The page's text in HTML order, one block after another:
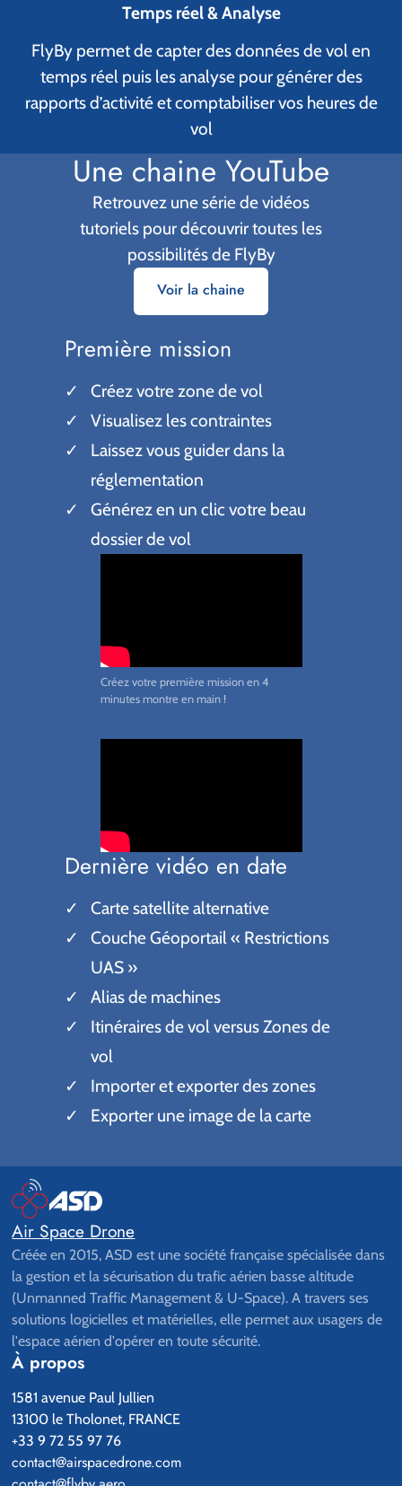
Temps réel & Analyse
FlyBy permet de capter des données de vol en
temps réel puis les analyse pour générer des
rapports d’activité et comptabiliser vos heures de
vol
Une chaine YouTube
Retrouvez une série de vidéos
tutoriels pour découvrir toutes les
possibilités de FlyBy
Voir la chaine
Première mission
Créez votre zone de vol
Visualisez les contraintes
Laissez vous guider dans la
réglementation
Générez en un clic votre beau
dossier de vol
Créez votre première mission en 4
minutes montre en main !
Dernière vidéo en date
Carte satellite alternative
Couche Géoportail « Restrictions
UAS »
Alias de machines
Itinéraires de vol versus Zones de
vol
Importer et exporter des zones
Exporter une image de la carte
Air Space Drone
Créée en 2015, ASD est une société française spécialisée dans
la gestion et la sécurisation du trafic aérien basse altitude
(Unmanned Traffic Management & U-Space). A travers ses
solutions logicielles et matérielles, elle permet aux usagers de
l'espace aérien d'opérer en toute sécurité.
À propos
1581 avenue Paul Jullien
13100 le Tholonet, FRANCE
+33 9 72 55 97 76
contact@airspacedrone.com